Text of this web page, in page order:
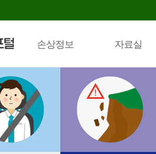
손상정보 자료실